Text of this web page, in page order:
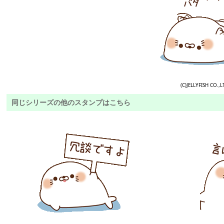
(C)JELLYFISH
同じシリーズの他のスタンプはこちら